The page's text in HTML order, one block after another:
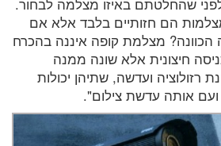
הם חזותיים בלבד אלא אם
הכוונה? מצלמת קופה איננה בהכרח
חיצונית אלא שונה ממנה
רזולוציה ועדשה, שתיהן יכולות